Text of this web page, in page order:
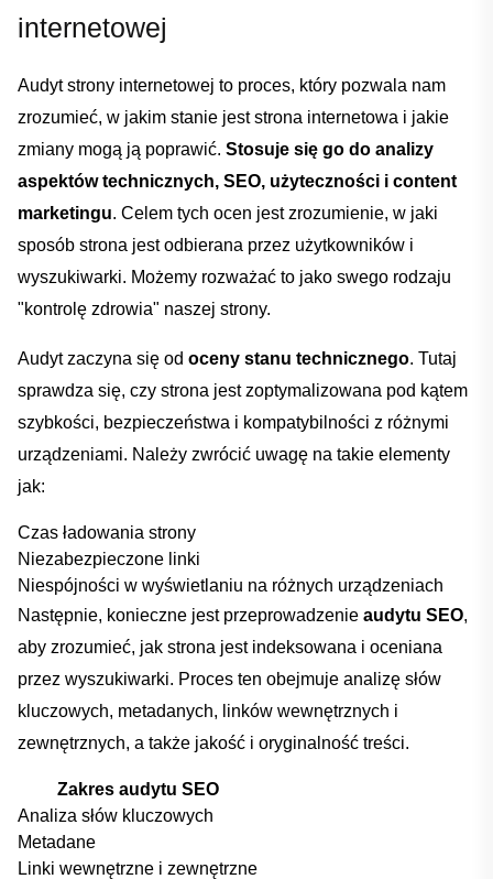
internetowej
Audyt strony internetowej ​to proces, który pozwala nam
zrozumieć, w jakim stanie ‌jest strona internetowa i jakie
zmiany mogą ją poprawić. Stosuje się go do analizy
aspektów technicznych, SEO, użyteczności i content
⁢marketingu. Celem tych ocen jest zrozumienie, w jaki
sposób strona jest odbierana⁢ przez użytkowników⁢ i
wyszukiwarki. Możemy rozważać to jako swego rodzaju
"kontrolę zdrowia" naszej strony.
Audyt zaczyna się od oceny stanu technicznego. Tutaj
sprawdza ⁤się, czy strona jest​ zoptymalizowana pod kątem
szybkości,⁤ bezpieczeństwa ‍i kompatybilności z różnymi
urządzeniami. Należy‌ zwrócić uwagę na takie ‍elementy
jak:
Czas ładowania‍ strony
Niezabezpieczone‍ linki
Niespójności w wyświetlaniu na ​różnych urządzeniach
Następnie, ⁣konieczne‍ jest przeprowadzenie audytu SEO,
aby zrozumieć, jak strona jest indeksowana i ⁣oceniana
przez wyszukiwarki. Proces ten obejmuje analizę‍ słów
kluczowych, metadanych, linków wewnętrznych i
zewnętrznych, a także jakość i⁣ oryginalność⁤ treści.
Zakres ⁣audytu ⁣SEO
Analiza ‌słów kluczowych
Metadane
Linki wewnętrzne‍ i zewnętrzne